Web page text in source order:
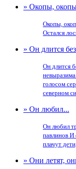
» Окопы,
Окопы,
Остался
» Он длится
Он длится
голосом
северном
» Он любил...
Он любил
павлинов И
плачут
» Они летят,